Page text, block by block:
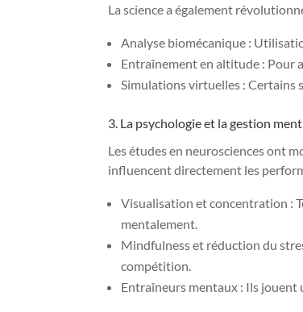
La science a également
Analyse biomécanique :
Entraînement en altitude : Pour
Simulations virtuelles : Certains
3. La psychologie et la gestion
Les études en neurosciences ont
influencent directement les
Visualisation et concentration :
mentalement.
Mindfulness et réduction du
compétition.
Entraîneurs mentaux : Ils jouent